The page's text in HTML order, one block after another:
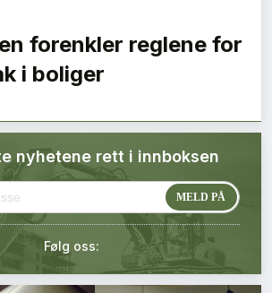
forenkler reglene for
i boliger
nyhetene rett i innboksen
Følg oss: